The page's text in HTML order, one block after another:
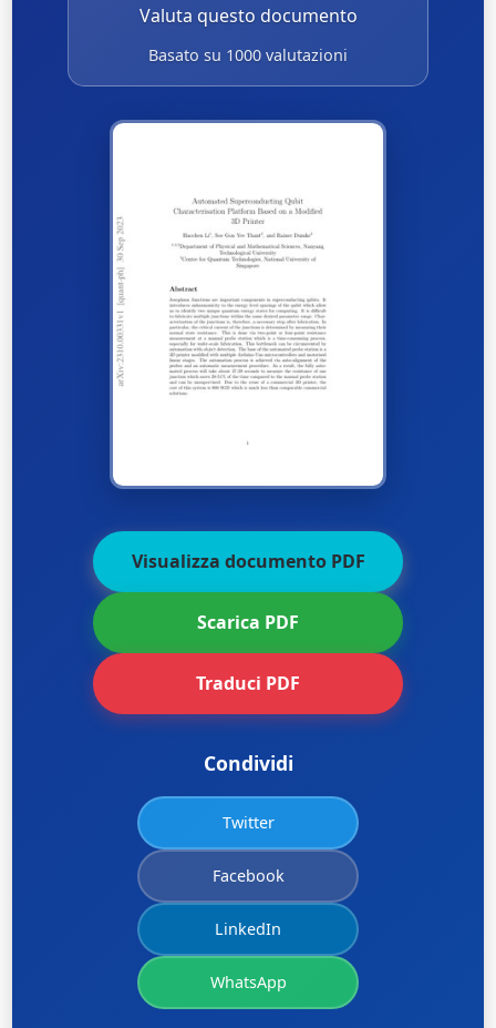
Valuta questo documento
Basato su 1000 valutazioni
Visualizza documento PDF
Scarica PDF
Traduci PDF
Condividi
Twitter
Facebook
LinkedIn
WhatsApp